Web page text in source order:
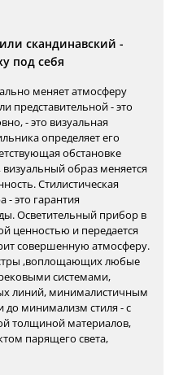
скандинавский -
под себя
меняет атмосферу
представительной - это
- это визуальная
определяет его
обстановке
образ меняется
Стилистическая
- это гарантия
Осветительный прибор в
ценностью и передается
совершенную атмосферу.
,воплощающих любые
системами,
линий, минималистичным
минимализм стиля - с
толщиной материалов,
парящего света,